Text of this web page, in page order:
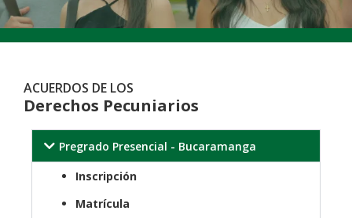
.
.
ACUERDOS DE LOS
Derechos Pecuniarios
Pregrado Presencial - Bucaramanga
Inscripción
Matrícula